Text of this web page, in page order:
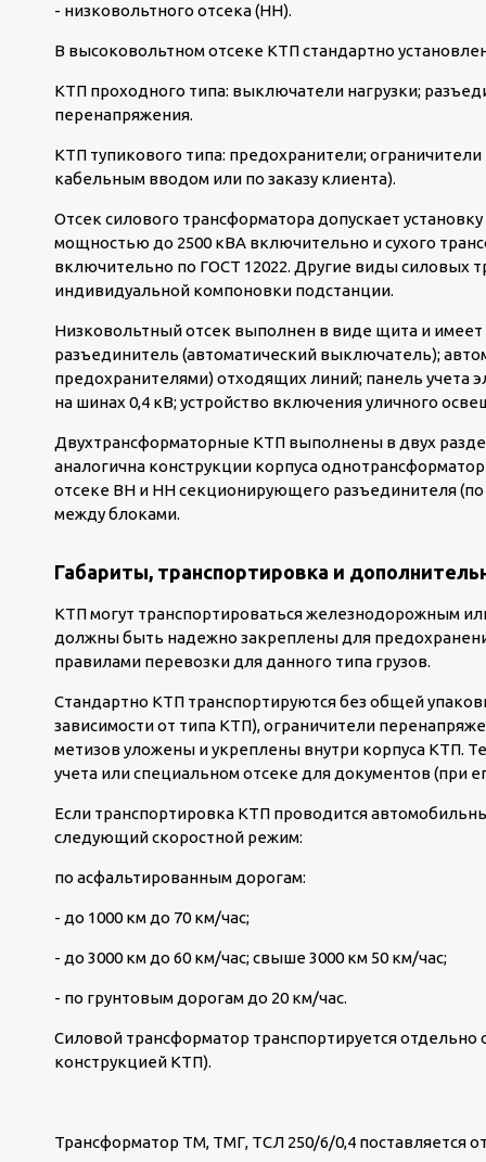
- низковольтного отсека (НН).
В высоковольтном отсеке КТП стандартно
КТП проходного типа: выключатели нагрузки;
перенапряжения.
КТП тупикового типа: предохранители;
кабельным вводом или по заказу клиента).
Отсек силового трансформатора допускает
мощностью до 2500 кВА включительно и сухого
включительно по ГОСТ 12022. Другие виды силовых
индивидуальной компоновки подстанции.
Низковольтный отсек выполнен в виде щита и
разъединитель (автоматический выключатель);
предохранителями) отходящих линий; панель учета
на шинах 0,4 кВ; устройство включения уличного
Двухтрансформаторные КТП выполнены в двух
аналогична конструкции корпуса
отсеке ВН и НН секционирующего разъединителя (по
между блоками.
Габариты, транспортировка и
КТП могут транспортироваться железнодорожным
должны быть надежно закреплены для
правилами перевозки для данного типа грузов.
Стандартно КТП транспортируются без общей
зависимости от типа КТП), ограничители
метизов уложены и укреплены внутри корпуса КТП.
учета или специальном отсеке для документов (при
Если транспортировка КТП проводится
следующий скоростной режим:
по асфальтированным дорогам:
- до 1000 км до 70 км/час;
- до 3000 км до 60 км/час; свыше 3000 км 50 км/час;
- по грунтовым дорогам до 20 км/час.
Силовой трансформатор транспортируется
конструкцией КТП).
Трансформатор ТМ, ТМГ, ТСЛ 250/6/0,4 поставляется